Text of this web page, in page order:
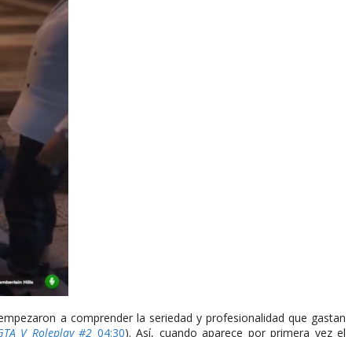
a comprender la seriedad y profesionalidad que gastan
V Roleplay #2 04:30). Así, cuando aparece por primera vez el